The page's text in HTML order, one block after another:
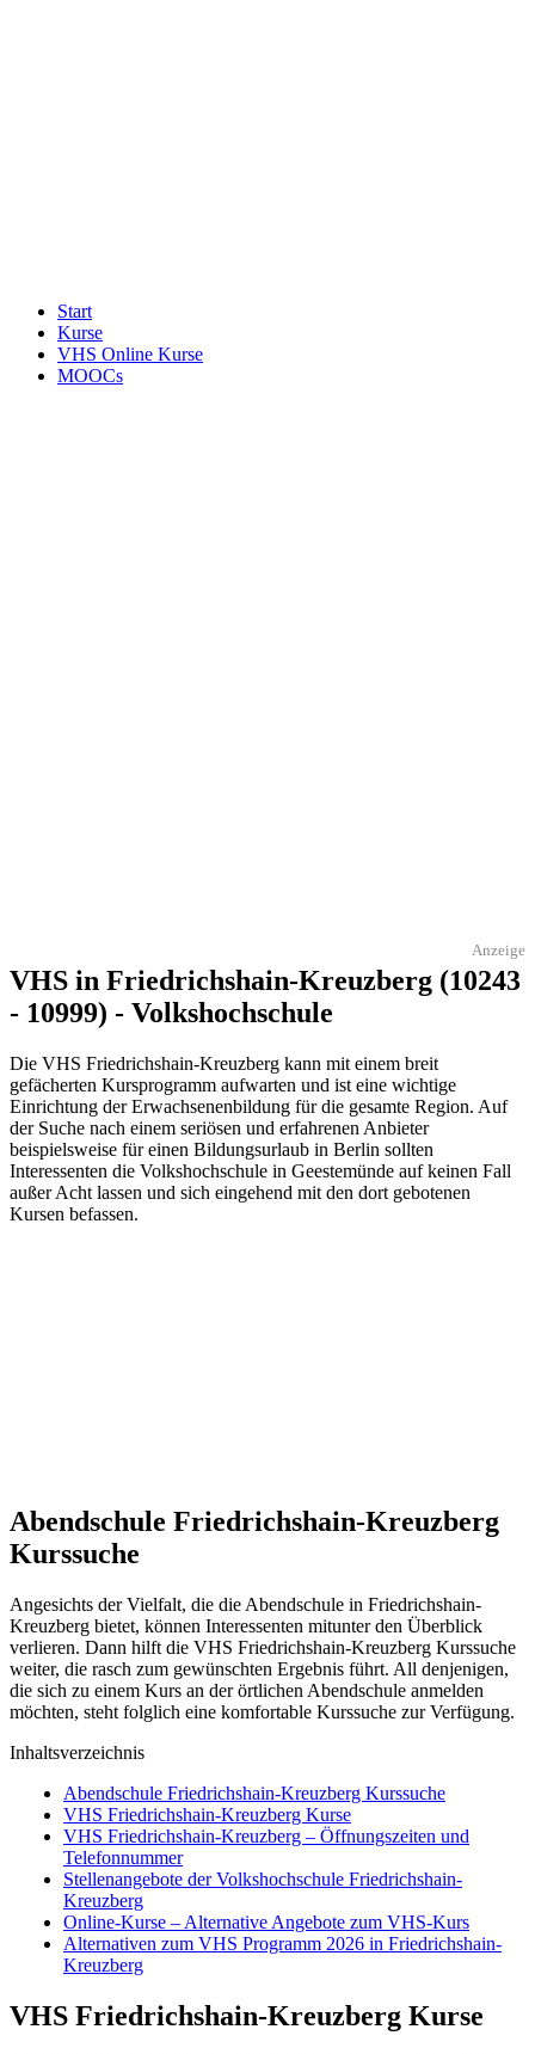
Start
Kurse
VHS Online Kurse
MOOCs
Anzeige
VHS in Friedrichshain-Kreuzberg (10243
- 10999) - Volkshochschule
Die VHS Friedrichshain-Kreuzberg kann mit einem breit
gefächerten Kursprogramm aufwarten und ist eine wichtige
Einrichtung der Erwachsenenbildung für die gesamte Region. Auf
der Suche nach einem seriösen und erfahrenen Anbieter
beispielsweise für einen Bildungsurlaub in Berlin sollten
Interessenten die Volkshochschule in Geestemünde auf keinen Fall
außer Acht lassen und sich eingehend mit den dort gebotenen
Kursen befassen.
Abendschule Friedrichshain-Kreuzberg
Kurssuche
Angesichts der Vielfalt, die die Abendschule in Friedrichshain-
Kreuzberg bietet, können Interessenten mitunter den Überblick
verlieren. Dann hilft die VHS Friedrichshain-Kreuzberg Kurssuche
weiter, die rasch zum gewünschten Ergebnis führt. All denjenigen,
die sich zu einem Kurs an der örtlichen Abendschule anmelden
möchten, steht folglich eine komfortable Kurssuche zur Verfügung.
Inhaltsverzeichnis
Abendschule Friedrichshain-Kreuzberg Kurssuche
VHS Friedrichshain-Kreuzberg Kurse
VHS Friedrichshain-Kreuzberg – Öffnungszeiten und
Telefonnummer
Stellenangebote der Volkshochschule Friedrichshain-
Kreuzberg
Online-Kurse – Alternative Angebote zum VHS-Kurs
Alternativen zum VHS Programm 2026 in Friedrichshain-
Kreuzberg
VHS Friedrichshain-Kreuzberg Kurse